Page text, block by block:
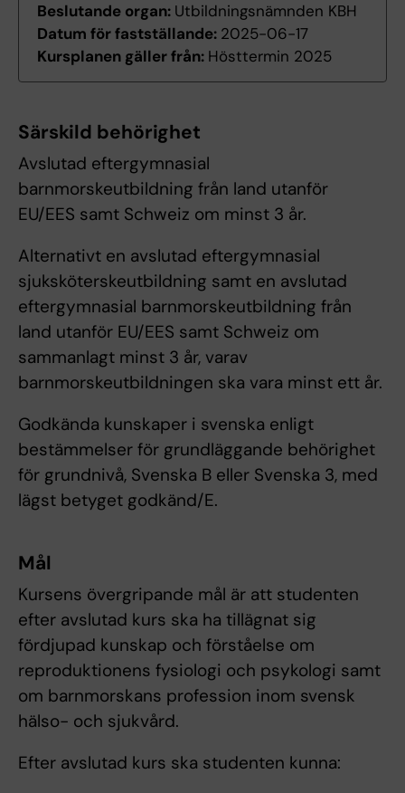
Beslutande organ: Utbildningsnämnden KBH
Datum för fastställande: 2025-06-17
Kursplanen gäller från: Hösttermin 2025
Särskild behörighet
Avslutad eftergymnasial
barnmorskeutbildning från land utanför
EU/EES samt Schweiz om minst 3 år.
Alternativt en avslutad eftergymnasial
sjuksköterskeutbildning samt en avslutad
eftergymnasial barnmorskeutbildning från
land utanför EU/EES samt Schweiz om
sammanlagt minst 3 år, varav
barnmorskeutbildningen ska vara minst ett år.
Godkända kunskaper i svenska enligt
bestämmelser för grundläggande behörighet
för grundnivå, Svenska B eller Svenska 3, med
lägst betyget godkänd/E.
Mål
Kursens övergripande mål är att studenten
efter avslutad kurs ska ha tillägnat sig
fördjupad kunskap och förståelse om
reproduktionens fysiologi och psykologi samt
om barnmorskans profession inom svensk
hälso- och sjukvård.
Efter avslutad kurs ska studenten kunna: